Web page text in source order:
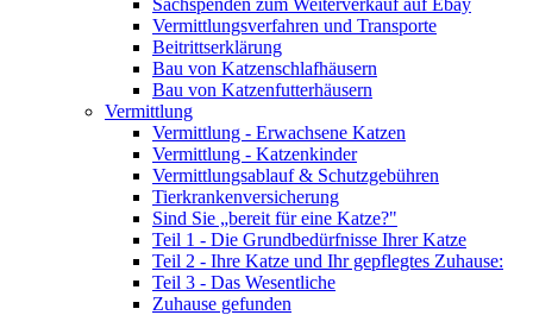
Sachspenden zum Weiterverkauf auf Ebay
Vermittlungsverfahren und Transporte
Beitrittserklärung
Bau von Katzenschlafhäusern
Bau von Katzenfutterhäusern
Vermittlung
Vermittlung - Erwachsene Katzen
Vermittlung - Katzenkinder
Vermittlungsablauf & Schutzgebühren
Tierkrankenversicherung
Sind Sie „bereit für eine Katze?"
Teil 1 - Die Grundbedürfnisse Ihrer Katze
Teil 2 - Ihre Katze und Ihr gepflegtes Zuhause:
Teil 3 - Das Wesentliche
Zuhause gefunden